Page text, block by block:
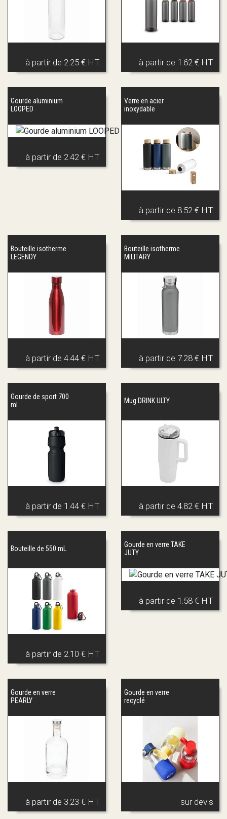
à partir de 2.25 € HT à partir de 1.62 € HT
Gourde aluminium
LOOPED
à partir de 2.42 € HT
Verre en acier
inoxydable
à partir de 8.52 € HT
Bouteille isotherme
LEGENDY
à partir de 4.44 € HT
Bouteille isotherme
MILITARY
à partir de 7.28 € HT
Gourde de sport 700
ml
à partir de 1.44 € HT
Mug DRINK ULTY
à partir de 4.82 € HT
Bouteille de 550 mL
à partir de 2.10 € HT
Gourde en verre TAKE
JUTY
à partir de 1.58 € HT
Gourde en verre
PEARLY
à partir de 3.23 € HT
Gourde en verre
recyclé
sur devis